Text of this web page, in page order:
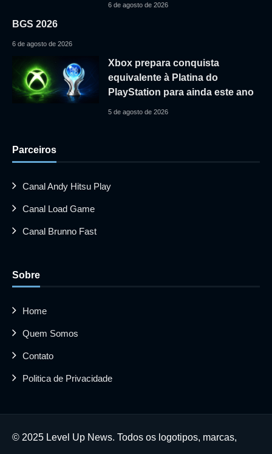
6 de agosto de 2026
BGS 2026
6 de agosto de 2026
Xbox prepara conquista
equivalente à Platina do
PlayStation para ainda este ano
5 de agosto de 2026
Parceiros
Canal Andy Hitsu Play
Canal Load Game
Canal Brunno Fast
Sobre
Home
Quem Somos
Contato
Politica de Privacidade
© 2025 Level Up News. Todos os logotipos, marcas,